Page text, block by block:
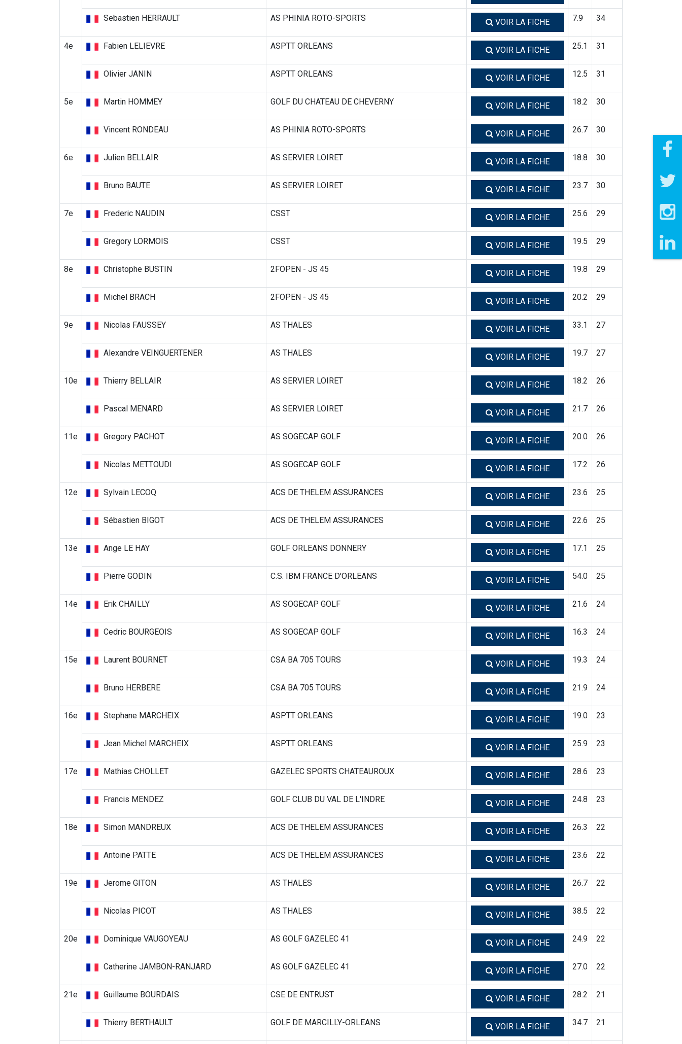
Sebastien HERRAULT AS PHINIA ROTO-SPORTS VOIR LA FICHE 7.9 34
4e Fabien LELIEVRE ASPTT ORLEANS VOIR LA FICHE 25.1 31
Olivier JANIN ASPTT ORLEANS VOIR LA FICHE 12.5 31
5e Martin HOMMEY GOLF DU CHATEAU DE CHEVERNY VOIR LA FICHE 18.2 30
Vincent RONDEAU AS PHINIA ROTO-SPORTS VOIR LA FICHE 26.7 30
6e Julien BELLAIR AS SERVIER LOIRET VOIR LA FICHE 18.8 30
Bruno BAUTE AS SERVIER LOIRET VOIR LA FICHE 23.7 30
7e Frederic NAUDIN CSST VOIR LA FICHE 25.6 29
Gregory LORMOIS CSST VOIR LA FICHE 19.5 29
8e Christophe BUSTIN 2FOPEN - JS 45 VOIR LA FICHE 19.8 29
Michel BRACH 2FOPEN - JS 45 VOIR LA FICHE 20.2 29
9e Nicolas FAUSSEY AS THALES VOIR LA FICHE 33.1 27
Alexandre VEINGUERTENER AS THALES VOIR LA FICHE 19.7 27
10e Thierry BELLAIR AS SERVIER LOIRET VOIR LA FICHE 18.2 26
Pascal MENARD AS SERVIER LOIRET VOIR LA FICHE 21.7 26
11e Gregory PACHOT AS SOGECAP GOLF VOIR LA FICHE 20.0 26
Nicolas METTOUDI AS SOGECAP GOLF VOIR LA FICHE 17.2 26
12e Sylvain LECOQ ACS DE THELEM ASSURANCES VOIR LA FICHE 23.6 25
Sébastien BIGOT ACS DE THELEM ASSURANCES VOIR LA FICHE 22.6 25
13e Ange LE HAY GOLF ORLEANS DONNERY VOIR LA FICHE 17.1 25
Pierre GODIN C.S. IBM FRANCE D'ORLEANS VOIR LA FICHE 54.0 25
14e Erik CHAILLY AS SOGECAP GOLF VOIR LA FICHE 21.6 24
Cedric BOURGEOIS AS SOGECAP GOLF VOIR LA FICHE 16.3 24
15e Laurent BOURNET CSA BA 705 TOURS VOIR LA FICHE 19.3 24
Bruno HERBERE CSA BA 705 TOURS VOIR LA FICHE 21.9 24
16e Stephane MARCHEIX ASPTT ORLEANS VOIR LA FICHE 19.0 23
Jean Michel MARCHEIX ASPTT ORLEANS VOIR LA FICHE 25.9 23
17e Mathias CHOLLET GAZELEC SPORTS CHATEAUROUX VOIR LA FICHE 28.6 23
Francis MENDEZ GOLF CLUB DU VAL DE L'INDRE VOIR LA FICHE 24.8 23
18e Simon MANDREUX ACS DE THELEM ASSURANCES VOIR LA FICHE 26.3 22
Antoine PATTE ACS DE THELEM ASSURANCES VOIR LA FICHE 23.6 22
19e Jerome GITON AS THALES VOIR LA FICHE 26.7 22
Nicolas PICOT AS THALES VOIR LA FICHE 38.5 22
20e Dominique VAUGOYEAU AS GOLF GAZELEC 41 VOIR LA FICHE 24.9 22
Catherine JAMBON-RANJARD AS GOLF GAZELEC 41 VOIR LA FICHE 27.0 22
21e Guillaume BOURDAIS CSE DE ENTRUST VOIR LA FICHE 28.2 21
Thierry BERTHAULT GOLF DE MARCILLY-ORLEANS VOIR LA FICHE 34.7 21